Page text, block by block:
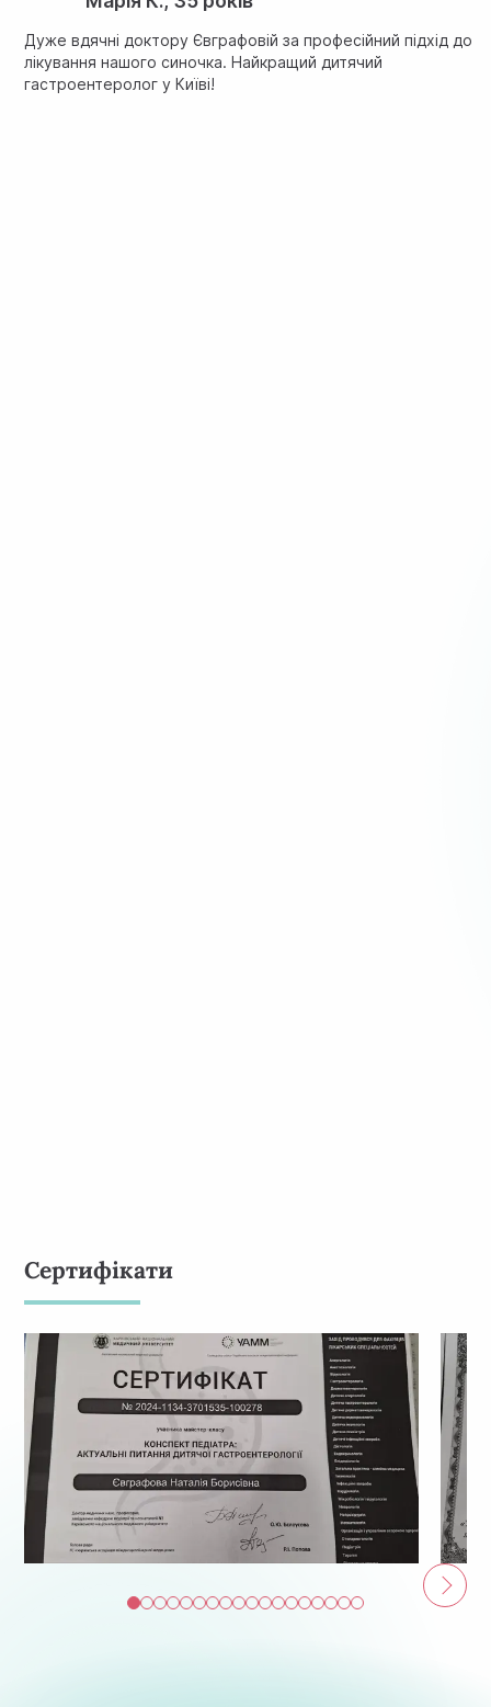
Дуже вдячні доктору Євграфовій за професійний підхід до
лікування нашого синочка. Найкращий дитячий
гастроентеролог у Київі!
Сертифікати